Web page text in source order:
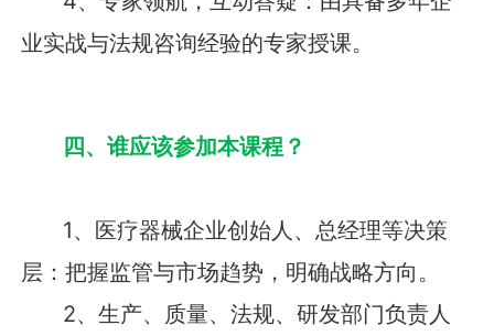
业实战与法规咨询经验的专家授课。
四、谁应该参加本课程？
1、医疗器械企业创始人、总经理等决策
层：把握监管与市场趋势，明确战略方向。
2、生产、质量、法规、研发部门负责人